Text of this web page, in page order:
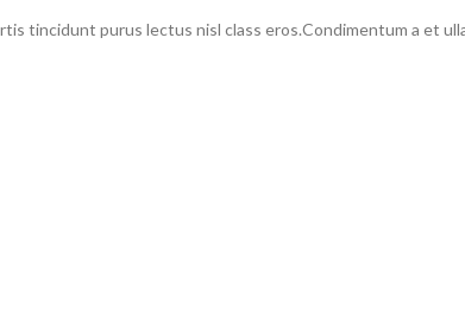
tincidunt purus lectus nisl class eros.Condimentum a et